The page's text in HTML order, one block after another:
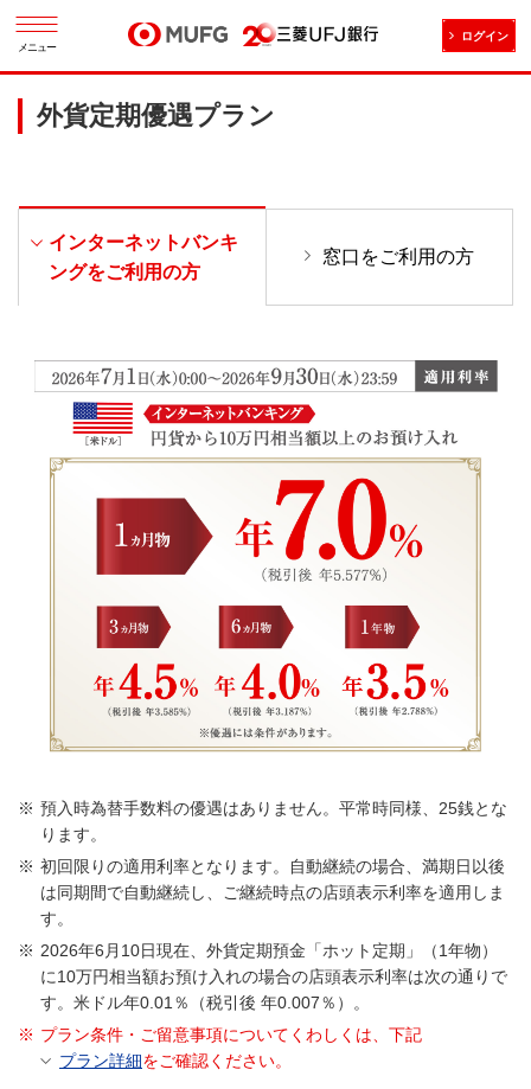
メニュー
ログイン
外貨定期優遇プラン
インターネットバンキ
ングをご利用の方
窓口をご利用の方
預入時為替手数料の優遇はありません。平常時同様、25銭とな
ります。
初回限りの適用利率となります。自動継続の場合、満期日以後
は同期間で自動継続し、ご継続時点の店頭表示利率を適用しま
す。
2026年6月10日現在、外貨定期預金「ホット定期」（1年物）
に10万円相当額お預け入れの場合の店頭表示利率は次の通りで
す。米ドル年0.01％（税引後 年0.007％）。
プラン条件・ご留意事項についてくわしくは、下記
プラン詳細をご確認ください。